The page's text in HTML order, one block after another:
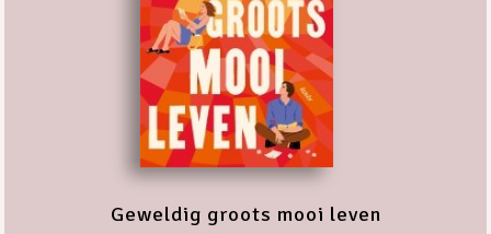
Geweldig groots mooi leven